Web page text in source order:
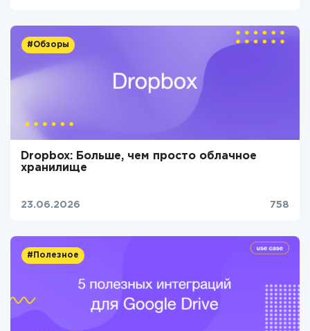
#Обзоры
Dropbox: Больше, чем просто облачное
хранилище
23.06.2026 758
#Полезное